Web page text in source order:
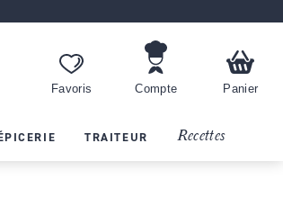
Favoris Compte Panier
TRAITEUR Recettes